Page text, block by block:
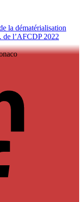
la dématérialisation
de l’AFCDP 2022